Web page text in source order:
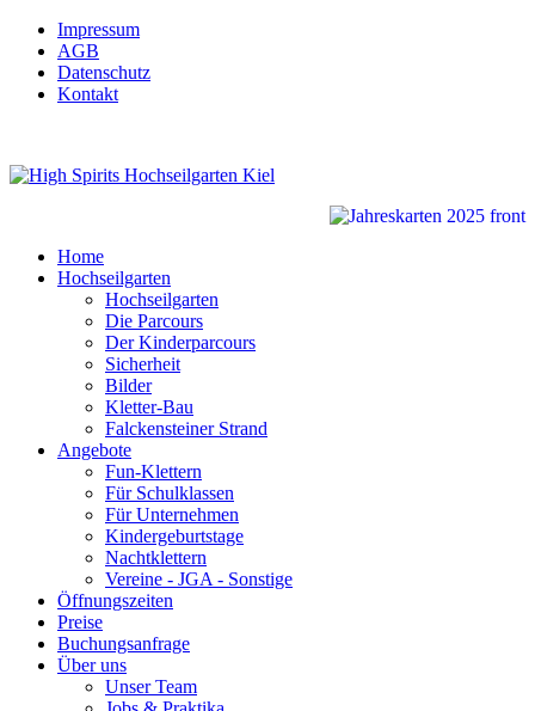
Impressum
AGB
Datenschutz
Kontakt
Home
Hochseilgarten
Hochseilgarten
Die Parcours
Der Kinderparcours
Sicherheit
Bilder
Kletter-Bau
Falckensteiner Strand
Angebote
Fun-Klettern
Für Schulklassen
Für Unternehmen
Kindergeburtstage
Nachtklettern
Vereine - JGA - Sonstige
Öffnungszeiten
Preise
Buchungsanfrage
Über uns
Unser Team